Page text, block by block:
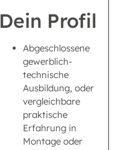
Dein Profil
Abgeschlossene
gewerblich-
technische
Ausbildung, oder
vergleichbare
praktische
Erfahrung in
Montage oder